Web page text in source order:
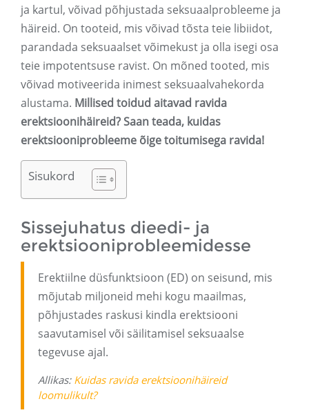
ja kartul, võivad põhjustada seksuaalprobleeme ja
häireid. On tooteid, mis võivad tõsta teie libiidot,
parandada seksuaalset võimekust ja olla isegi osa
teie impotentsuse ravist. On mõned tooted, mis
võivad motiveerida inimest seksuaalvahekorda
alustama. Millised toidud aitavad ravida
erektsioonihäireid? Saan teada, kuidas
erektsiooniprobleeme õige toitumisega ravida!
Sisukord
Sissejuhatus dieedi- ja
erektsiooniprobleemidesse
Erektiilne düsfunktsioon (ED) on seisund, mis
mõjutab miljoneid mehi kogu maailmas,
põhjustades raskusi kindla erektsiooni
saavutamisel või säilitamisel seksuaalse
tegevuse ajal.
Allikas: Kuidas ravida erektsioonihäireid
loomulikult?